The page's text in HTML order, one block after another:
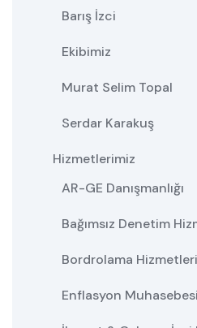
Barış İzci
Ekibimiz
Murat Selim Topal
Serdar Karakuş
Hizmetlerimiz
AR-GE Danışmanlığı
Bağımsız Denetim
Bordrolama Hizmetleri
Enflasyon Muhasebesi